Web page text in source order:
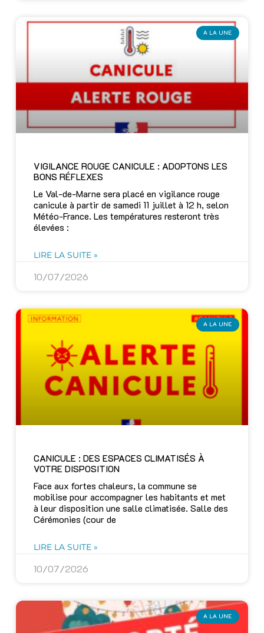
A LA UNE
VIGILANCE ROUGE CANICULE : ADOPTONS LES
BONS RÉFLEXES
Le Val-de-Marne sera placé en vigilance rouge
canicule à partir de samedi 11 juillet à 12 h, selon
Météo-France. Les températures resteront très
élevées :
LIRE LA SUITE »
10/07/2026
A LA UNE
CANICULE : DES ESPACES CLIMATISÉS À
VOTRE DISPOSITION
Face aux fortes chaleurs, la commune se
mobilise pour accompagner les habitants et met
à leur disposition une salle climatisée. Salle des
Cérémonies (cour de
LIRE LA SUITE »
10/07/2026
A LA UNE